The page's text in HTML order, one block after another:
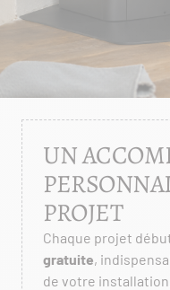
UN
PROJET
Chaque projet
gratuite,
de votre